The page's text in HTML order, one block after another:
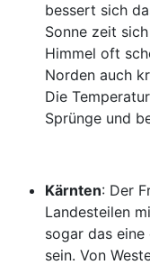
bessert sich
Sonne zeit
Himmel oft
Norden auch
Die
Sprünge und
Kärnten: Der
Landesteilen
sogar das
sein. Von